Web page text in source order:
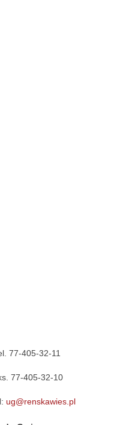
77-405-32-11
77-405-32-10
ug@renskawies.pl